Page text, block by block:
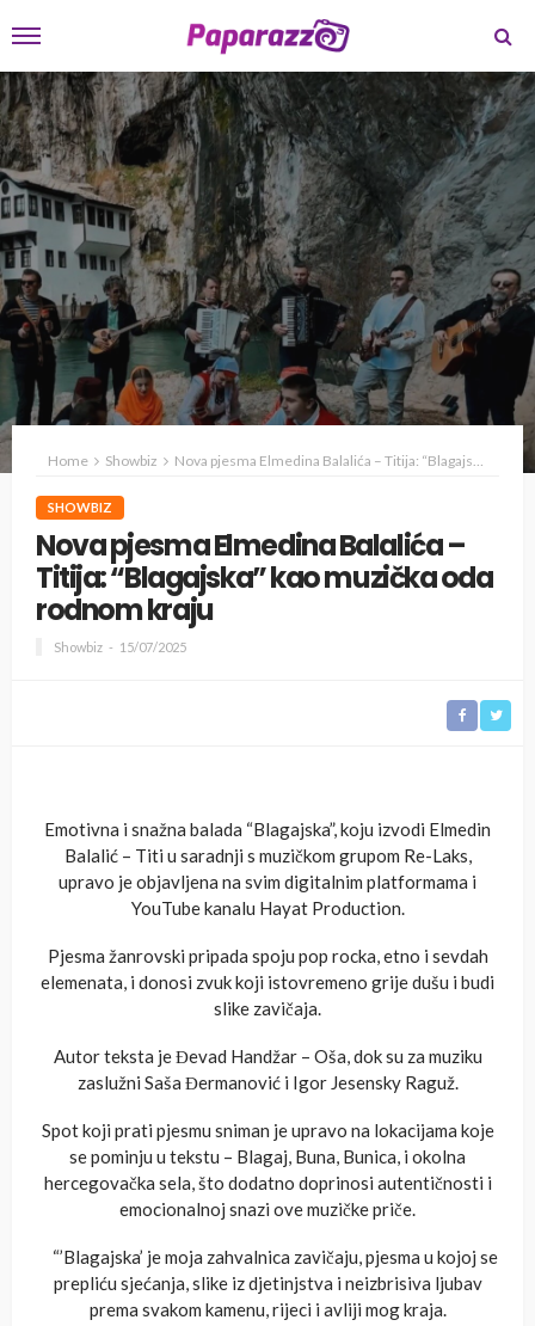
Home Showbiz Nova pjesma Elmedina Balalića – Titija: “Blagajska” kao muzička oda rodnom kraju
SHOWBIZ
Nova pjesma Elmedina Balalića –
Titija: “Blagajska” kao muzička oda
rodnom kraju
Showbiz 15/07/2025
Emotivna i snažna balada “Blagajska”, koju izvodi Elmedin
Balalić – Titi u saradnji s muzičkom grupom Re-Laks,
upravo je objavljena na svim digitalnim platformama i
YouTube kanalu Hayat Production.
Pjesma žanrovski pripada spoju pop rocka, etno i sevdah
elemenata, i donosi zvuk koji istovremeno grije dušu i budi
slike zavičaja.
Autor teksta je Đevad Handžar – Oša, dok su za muziku
zaslužni Saša Đermanović i Igor Jesensky Raguž.
Spot koji prati pjesmu sniman je upravo na lokacijama koje
se pominju u tekstu – Blagaj, Buna, Bunica, i okolna
hercegovačka sela, što dodatno doprinosi autentičnosti i
emocionalnoj snazi ove muzičke priče.
“’Blagajska’ je moja zahvalnica zavičaju, pjesma u kojoj se
prepliću sjećanja, slike iz djetinjstva i neizbrisiva ljubav
prema svakom kamenu, rijeci i avliji mog kraja.